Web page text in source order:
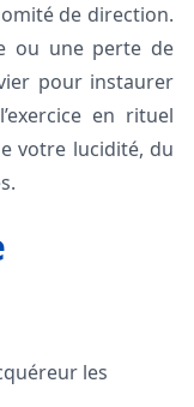
de direction.
ou une perte de
pour instaurer
en rituel
votre lucidité, du
les